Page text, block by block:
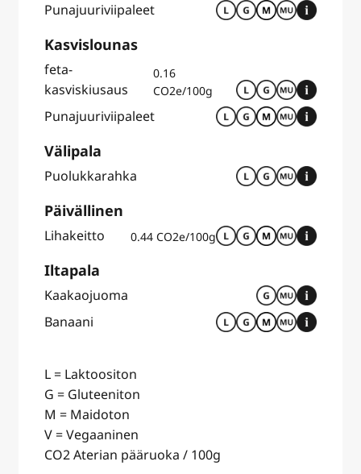
Punajuuriviipaleet
Kasvislounas
feta-
kasviskiusaus
0.16
CO2e/100g
Punajuuriviipaleet
Välipala
Puolukkarahka
Päivällinen
Lihakeitto 0.44 CO2e/100g
Iltapala
Kaakaojuoma
Banaani
L = Laktoositon
G = Gluteeniton
M = Maidoton
V = Vegaaninen
CO2 Aterian pääruoka / 100g